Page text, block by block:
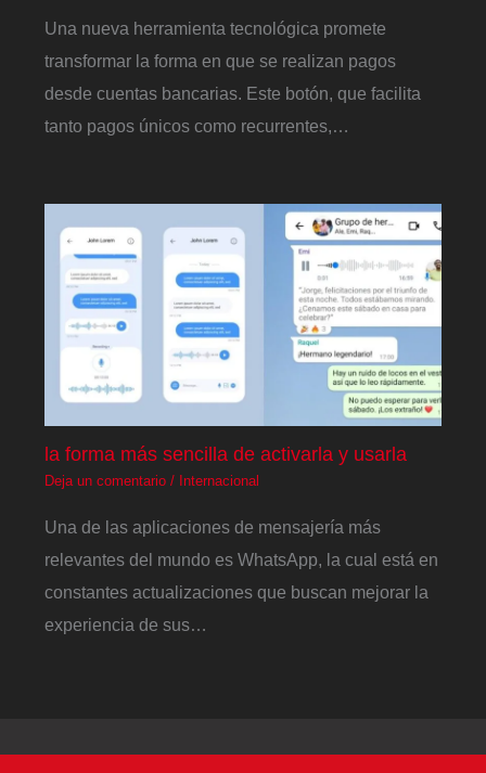
Una nueva herramienta tecnológica promete
transformar la forma en que se realizan pagos
desde cuentas bancarias. Este botón, que facilita
tanto pagos únicos como recurrentes,…
la forma más sencilla de activarla y usarla
Deja un comentario / Internacional
Una de las aplicaciones de mensajería más
relevantes del mundo es WhatsApp, la cual está en
constantes actualizaciones que buscan mejorar la
experiencia de sus…